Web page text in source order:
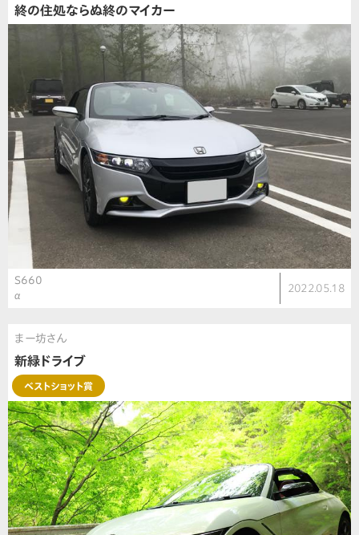
終の住処ならぬ終のマイカー
S660
α
2022.05.18
まー坊さん
新緑ドライブ
ベストショット賞